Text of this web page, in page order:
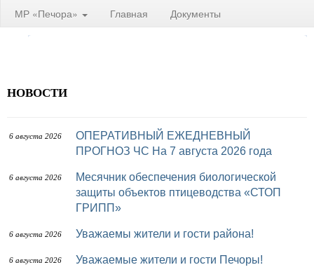
МР «Печора» Главная Документы
НОВОСТИ
6 августа 2026
ОПЕРАТИВНЫЙ ЕЖЕДНЕВНЫЙ
ПРОГНОЗ ЧС На 7 августа 2026 года
6 августа 2026
Месячник обеспечения биологической
защиты объектов птицеводства «СТОП
ГРИПП»
6 августа 2026 Уважаемы жители и гости района!
6 августа 2026 Уважаемые жители и гости Печоры!